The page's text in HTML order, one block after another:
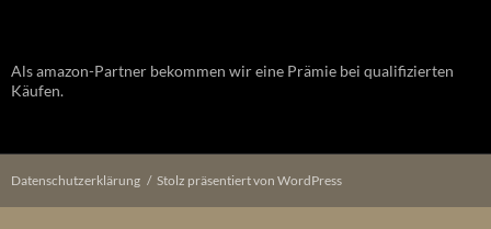
Als amazon-Partner bekommen wir eine Prämie bei qualifizierten
Käufen.
Datenschutzerklärung Stolz präsentiert von WordPress